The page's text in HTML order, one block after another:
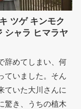
ツゲ キンモク
シャラ ヒマラヤ
辞めてしまい、何
ていました。そん
ていた大川さんに
驚き、うちの植木